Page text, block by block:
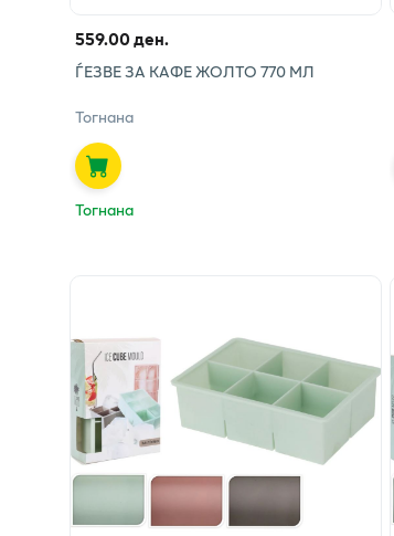
559.00 ден.
ЃЕЗВЕ ЗА КАФЕ ЖОЛТО 770 МЛ
Тогнана
Тогнана